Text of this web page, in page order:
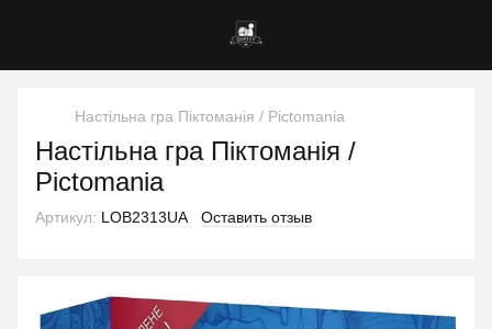
Настільна гра Піктоманія / Pictomania
Настільна гра Піктоманія /
Pictomania
Артикул: LOB2313UA Оставить отзыв